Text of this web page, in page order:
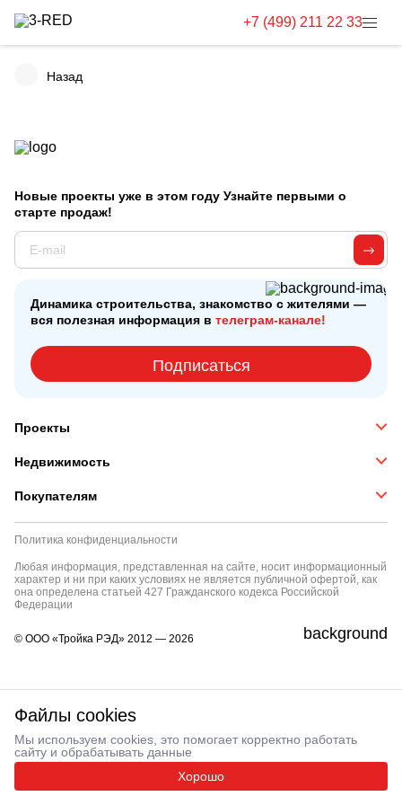
+7 (499) 211 22 33
Назад
Новые проекты уже в этом году Узнайте первыми о
старте продаж!
Динамика строительства, знакомство с жителями —
вся полезная информация в телеграм-канале!
Подписаться
Проекты
Недвижимость
Покупателям
Политика конфиденциальности
Любая информация, представленная на сайте, носит информационный
характер и ни при каких условиях не является публичной офертой, как
она определена статьей 427 Гражданского кодекса Российской
Федерации
© ООО «Тройка РЭД» 2012 — 2026 background
Файлы cookies
Мы используем cookies, это помогает корректно работать
сайту и обрабатывать данные
Хорошо